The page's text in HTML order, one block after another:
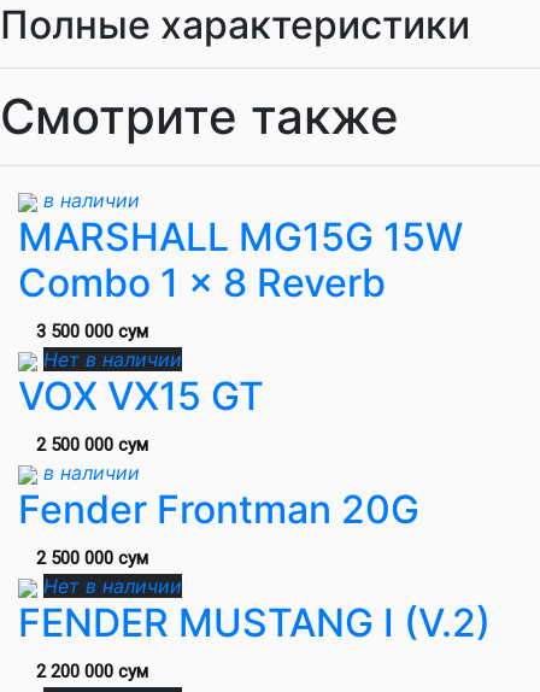
Полные характеристики
Смотрите также
в наличии
MARSHALL MG15G 15W
Combo 1 x 8 Reverb
3 500 000 сум
Нет в наличии
VOX VX15 GT
2 500 000 сум
в наличии
Fender Frontman 20G
2 500 000 сум
Нет в наличии
FENDER MUSTANG I (V.2)
2 200 000 сум